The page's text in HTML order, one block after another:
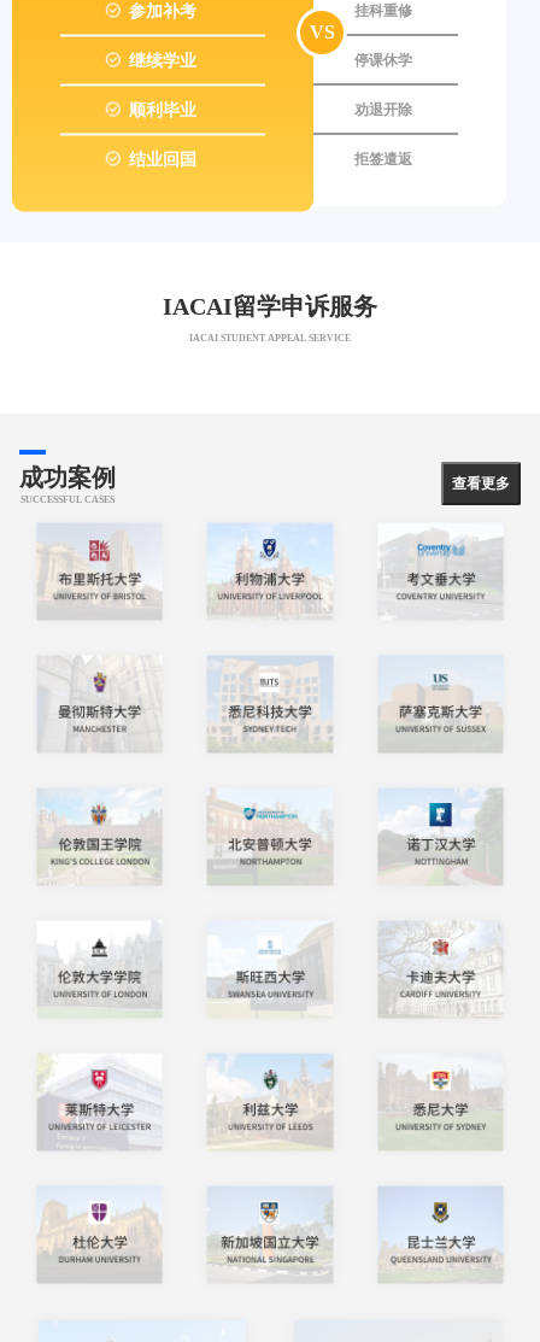
挂科重修
停课休学
劝退开除
拒签遣返
参加补考
继续学业
顺利毕业
结业回国
VS
IACAI留学申诉服务
IACAI STUDENT APPEAL SERVICE
成功案例
SUCCESSFUL CASES
查看更多